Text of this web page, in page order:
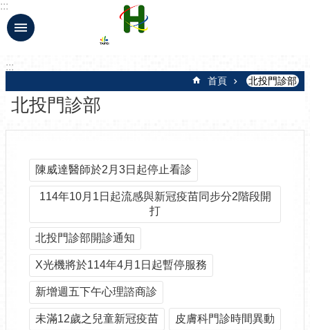
跳到主要內容區塊
:::
:::
首頁 北投門診部
北投門診部
陳威達醫師於2月3日起停止看診
114年10月1日起流感與新冠疫苗同步分2階段開
打
北投門診部開診通知
X光機將於114年4月1日起暫停服務
新增週五下午心理諮商診
未滿12歲之兒童新冠疫苗 皮膚科門診時間異動